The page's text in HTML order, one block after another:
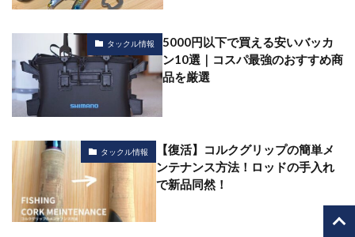
タックル情報
5000円以下で買える安いバッカ
ン10選｜コスパ最強のおすすめ商
品を厳選
タックル情報
【復活】コルクグリップの簡単メ
ンテナンス方法！ロッドの手入れ
で新品同然！